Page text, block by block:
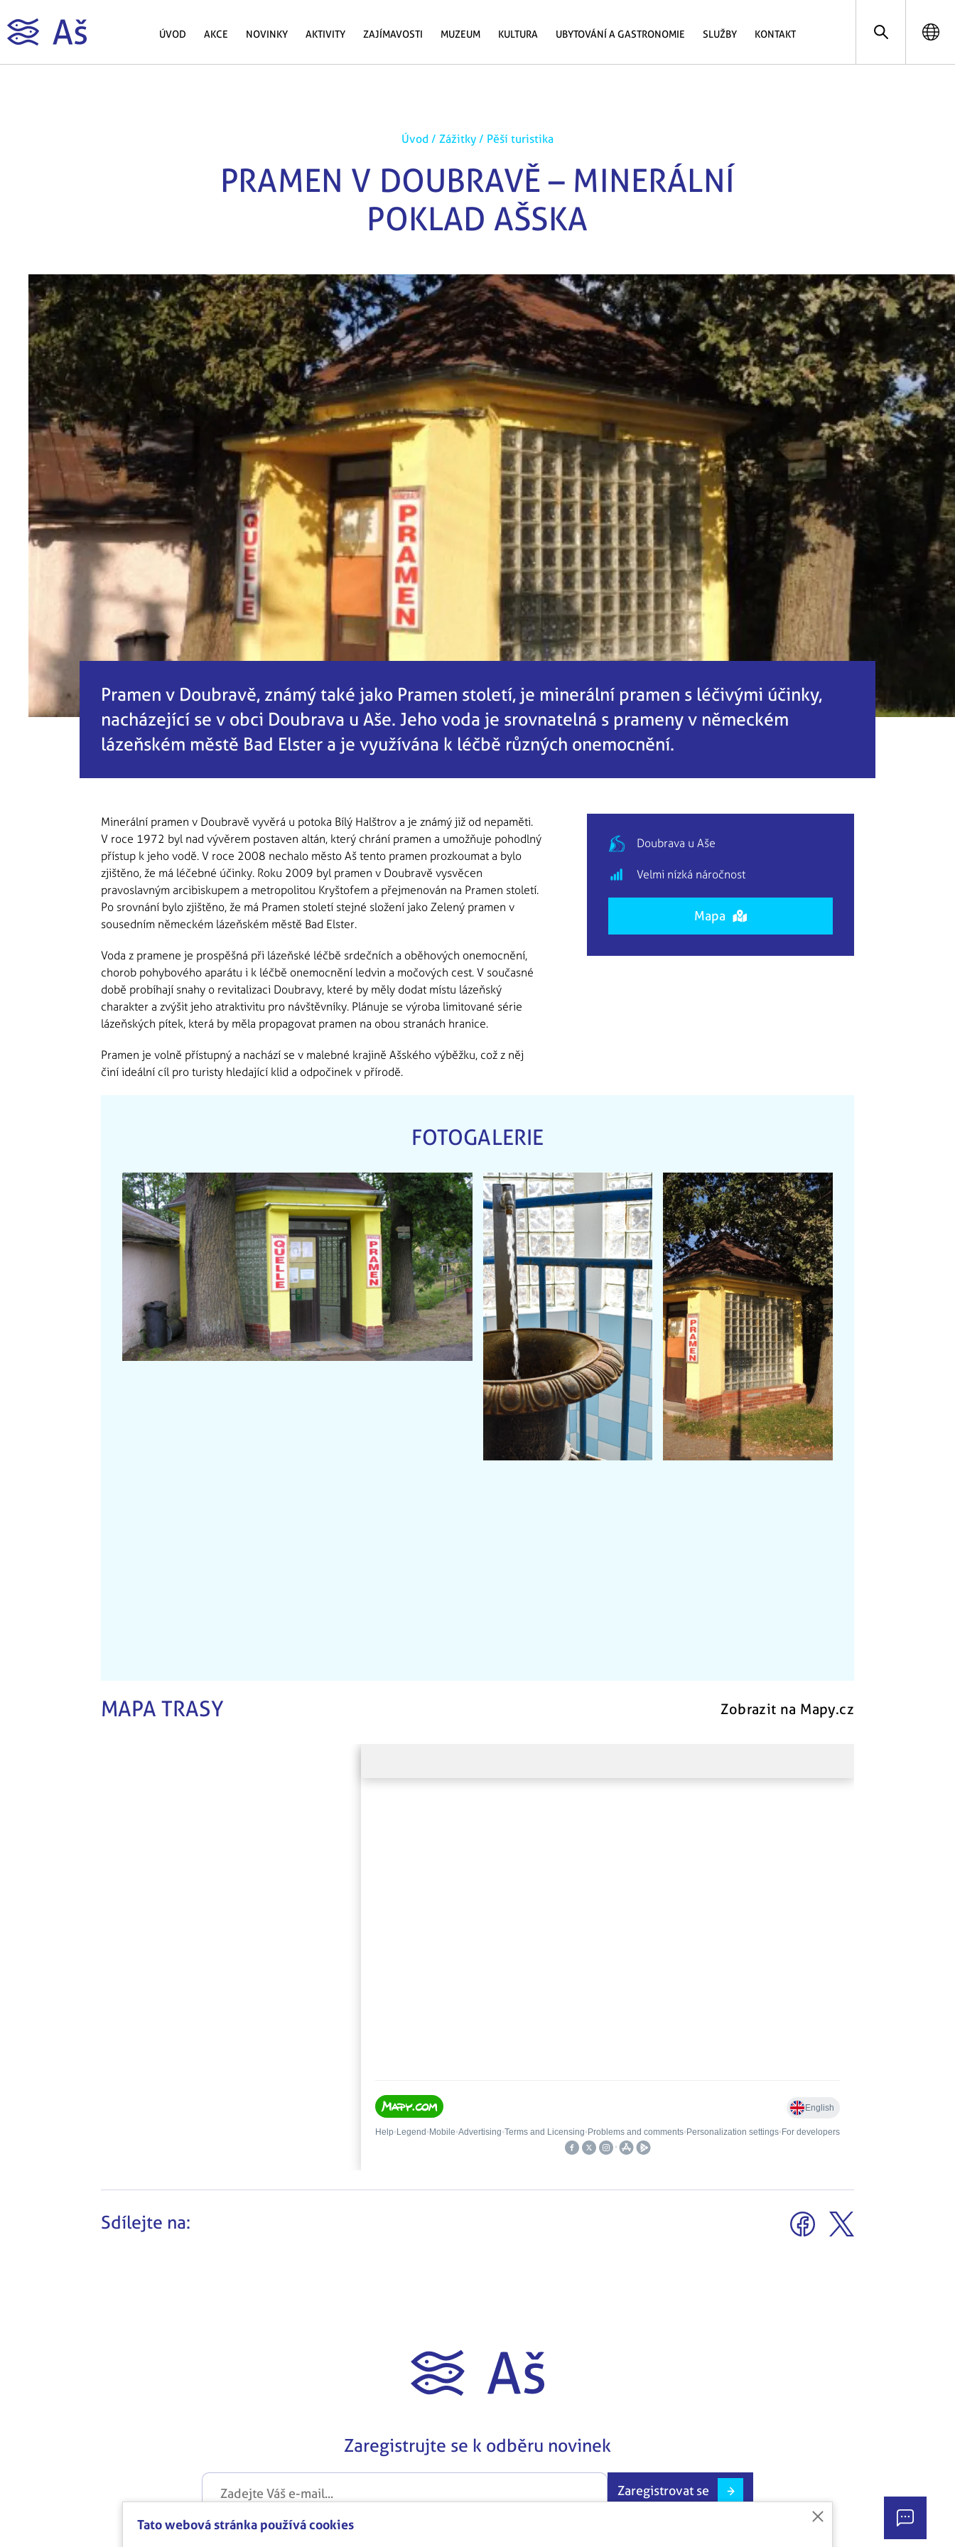
ÚVOD AKCE NOVINKY AKTIVITY ZAJÍMAVOSTI MUZEUM KULTURA UBYTOVÁNÍ A GASTRONOMIE SLUŽBY KONTAKT
Úvod / Zážitky / Pěší turistika
PRAMEN V DOUBRAVĚ – MINERÁLNÍ
POKLAD AŠSKA
Pramen v Doubravě, známý také jako Pramen století, je minerální pramen s léčivými účinky,
nacházející se v obci Doubrava u Aše. Jeho voda je srovnatelná s prameny v německém
lázeňském městě Bad Elster a je využívána k léčbě různých onemocnění.​
Minerální pramen v Doubravě vyvěrá u potoka Bílý Halštrov a je známý již od nepaměti.
V roce 1972 byl nad vývěrem postaven altán, který chrání pramen a umožňuje pohodlný
přístup k jeho vodě. V roce 2008 nechalo město Aš tento pramen prozkoumat a bylo
zjištěno, že má léčebné účinky. Roku 2009 byl pramen v Doubravě vysvěcen
pravoslavným arcibiskupem a metropolitou Kryštofem a přejmenován na Pramen století.
Po srovnání bylo zjištěno, že má Pramen století stejné složení jako Zelený pramen v
sousedním německém lázeňském městě Bad Elster. ​
Voda z pramene je prospěšná při lázeňské léčbě srdečních a oběhových onemocnění,
chorob pohybového aparátu i k léčbě onemocnění ledvin a močových cest. V současné
době probíhají snahy o revitalizaci Doubravy, které by měly dodat místu lázeňský
charakter a zvýšit jeho atraktivitu pro návštěvníky. Plánuje se výroba limitované série
lázeňských pítek, která by měla propagovat pramen na obou stranách hranice.
Pramen je volně přístupný a nachází se v malebné krajině Ašského výběžku, což z něj
činí ideální cíl pro turisty hledající klid a odpočinek v přírodě.
Doubrava u Aše
Velmi nízká náročnost
Mapa
FOTOGALERIE
MAPA TRASY Zobrazit na Mapy.cz
Sdílejte na:
Zaregistrujte se k odběru novinek
Musíte souhlasit se zpracováním osobních údajů
Zaregistrovat se
Tato webová stránka používá cookies